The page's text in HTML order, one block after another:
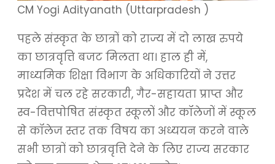
CM Yogi Adityanath (Uttarpradesh )
पहले संस्कृत के छात्रों को राज्य में दो लाख रुपये
का छात्रवृत्ति बजट मिलता था। हाल ही में,
माध्यमिक शिक्षा विभाग के अधिकारियों ने उत्तर
प्रदेश में चल रहे सरकारी, गैर-सहायता प्राप्त और
स्व-वित्तपोषित संस्कृत स्कूलों और कॉलेजों में स्कूल
से कॉलेज स्तर तक विषय का अध्ययन करने वाले
सभी छात्रों को छात्रवृत्ति देने के लिए राज्य सरकार